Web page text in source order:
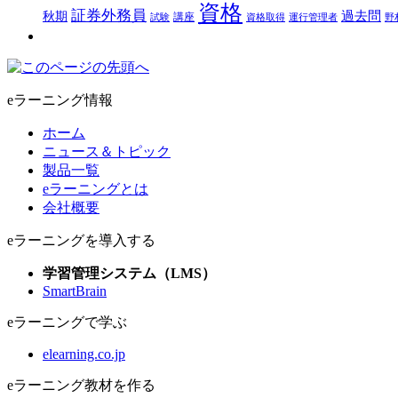
秋期 証券外務員 試験 講座 資格 資格取得 運行管理者 過去問 野
eラーニング情報
ホーム
ニュース＆トピック
製品一覧
eラーニングとは
会社概要
eラーニングを導入する
学習管理システム（LMS）
SmartBrain
eラーニングで学ぶ
elearning.co.jp
eラーニング教材を作る